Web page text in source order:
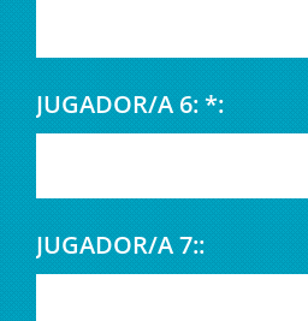
JUGADOR/A 6: *:
JUGADOR/A 7::